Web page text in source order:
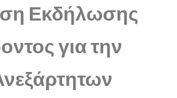
Εκδήλωσης
για την